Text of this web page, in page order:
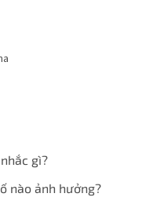
gì?
nào ảnh hưởng?